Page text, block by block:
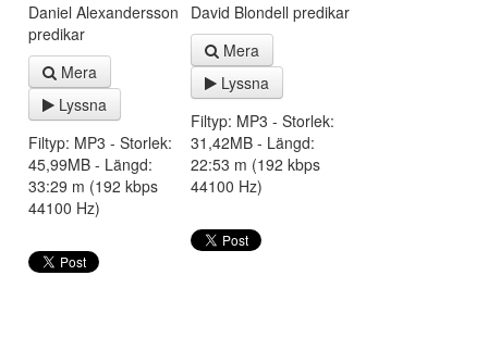
Daniel Alexandersson
predikar
Mera
Lyssna
Filtyp: MP3 - Storlek:
45,99MB - Längd:
33:29 m (192 kbps
44100 Hz)
David Blondell predikar
Mera
Lyssna
Filtyp: MP3 - Storlek:
31,42MB - Längd:
22:53 m (192 kbps
44100 Hz)